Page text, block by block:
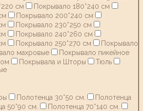
см
Покрывало 180*240 см
Покрывало 200*240 см
Покрывало 230*250 см
Покрывало 240*260 см
Покрывало 250*270 см
Покрывало
махровые
Покрывало пикейное
Покрывала и Шторы
Тюль
Полотенца 30*50 см.
Полотенца
50*90 см.
Полотенца 70*140 см.